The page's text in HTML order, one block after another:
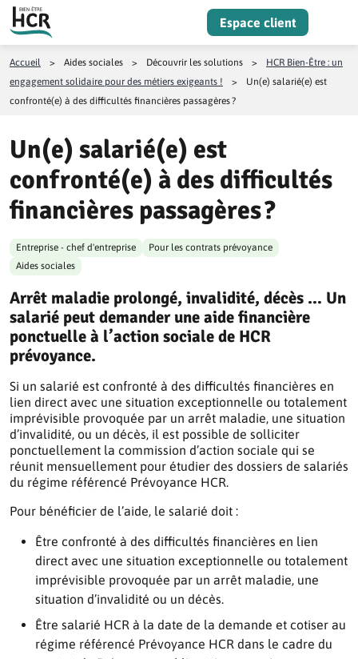
Aller au contenu
Espace client
Accueil > Aides sociales > Découvrir les solutions >
HCR Bien-Être : un
engagement solidaire pour des métiers exigeants !
>
Un(e) salarié(e) est
confronté(e) à des difficultés financières passagères ?
Un(e) salarié(e) est
confronté(e) à des difficultés
financières passagères ?
Entreprise - chef d'entreprise
Pour les contrats prévoyance
Aides sociales
Arrêt maladie prolongé, invalidité, décès … Un
salarié peut demander une aide financière
ponctuelle à l’action sociale de HCR
prévoyance.
Si un salarié est confronté à des difficultés financières en
lien direct avec une situation exceptionnelle ou totalement
imprévisible provoquée par un arrêt maladie, une situation
d’invalidité, ou un décès, il est possible de solliciter
ponctuellement la commission d’action sociale qui se
réunit mensuellement pour étudier des dossiers de salariés
du régime référencé Prévoyance HCR.
Pour bénéficier de l’aide, le salarié doit :
Être confronté à des difficultés financières en lien
direct avec une situation exceptionnelle ou totalement
imprévisible provoquée par un arrêt maladie, une
situation d’invalidité ou un décès.
Être salarié HCR à la date de la demande et cotiser au
régime référencé Prévoyance HCR dans le cadre du